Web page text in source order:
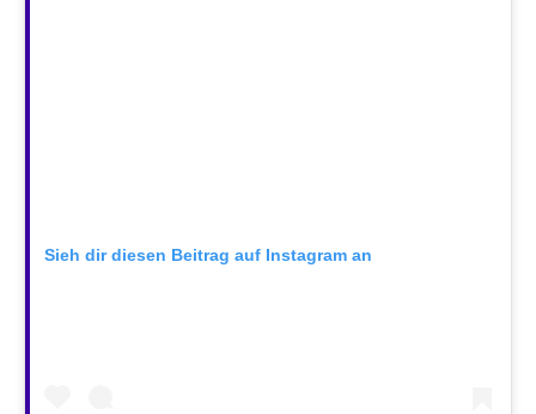
Sieh dir diesen Beitrag auf Instagram an